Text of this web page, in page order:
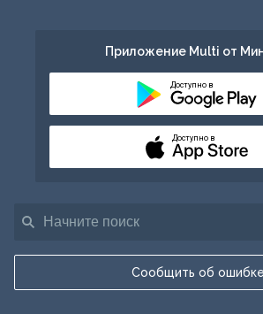
Сообщить об ошибке
Приложение Multi от
Доступно в
Доступно в